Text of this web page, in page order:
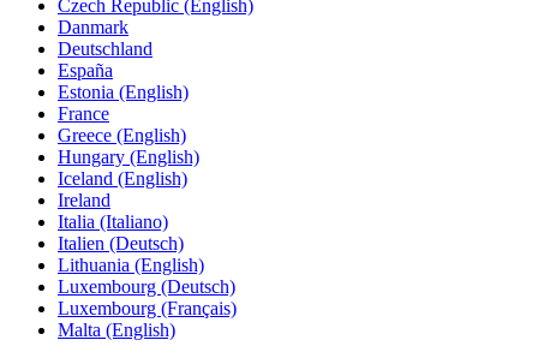
Czech Republic (English)
Danmark
Deutschland
España
Estonia (English)
France
Greece (English)
Hungary (English)
Iceland (English)
Ireland
Italia (Italiano)
Italien (Deutsch)
Lithuania (English)
Luxembourg (Deutsch)
Luxembourg (Français)
Malta (English)